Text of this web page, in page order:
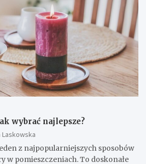
wybrać najlepsze?
Laskowska
z najpopularniejszych sposobów
w pomieszczeniach. To doskonałe